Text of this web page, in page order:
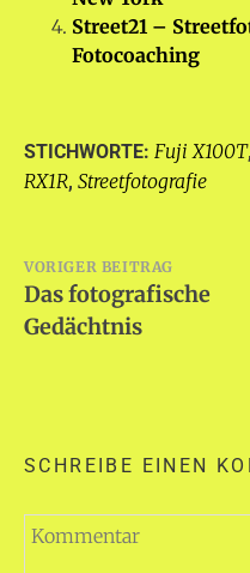
Street21 –
Fotocoaching
STICHWORTE: Fuji X100T,
RX1R, Streetfotografie
VORIGER BEITRAG
Das fotografische
Gedächtnis
SCHREIBE EINEN